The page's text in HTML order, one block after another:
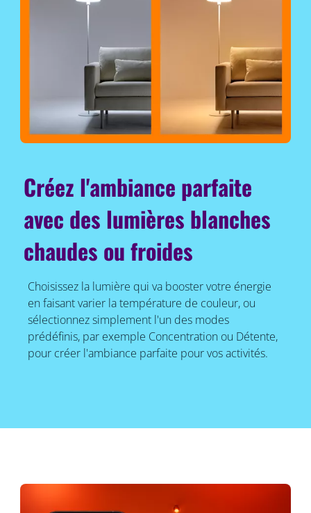
Créez l'ambiance parfaite
avec des lumières blanches
chaudes ou froides
Choisissez la lumière qui va booster votre énergie
en faisant varier la température de couleur, ou
sélectionnez simplement l'un des modes
prédéfinis, par exemple Concentration ou Détente,
pour créer l'ambiance parfaite pour vos activités.